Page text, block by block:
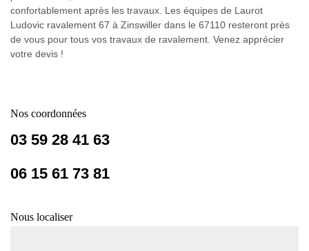
confortablement après les travaux. Les équipes de Laurot
Ludovic ravalement 67 à Zinswiller dans le 67110 resteront près
de vous pour tous vos travaux de ravalement. Venez apprécier
votre devis !
Nos coordonnées
03 59 28 41 63
06 15 61 73 81
Nous localiser